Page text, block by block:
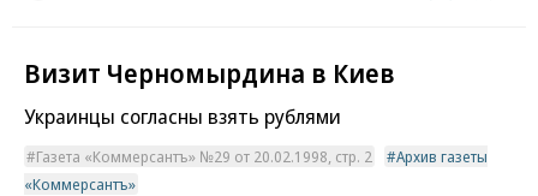
Визит Черномырдина в Киев
Украинцы согласны взять рублями
Газета «Коммерсантъ» №29 от 20.02.1998, стр. 2
Архив газеты
«Коммерсантъ»